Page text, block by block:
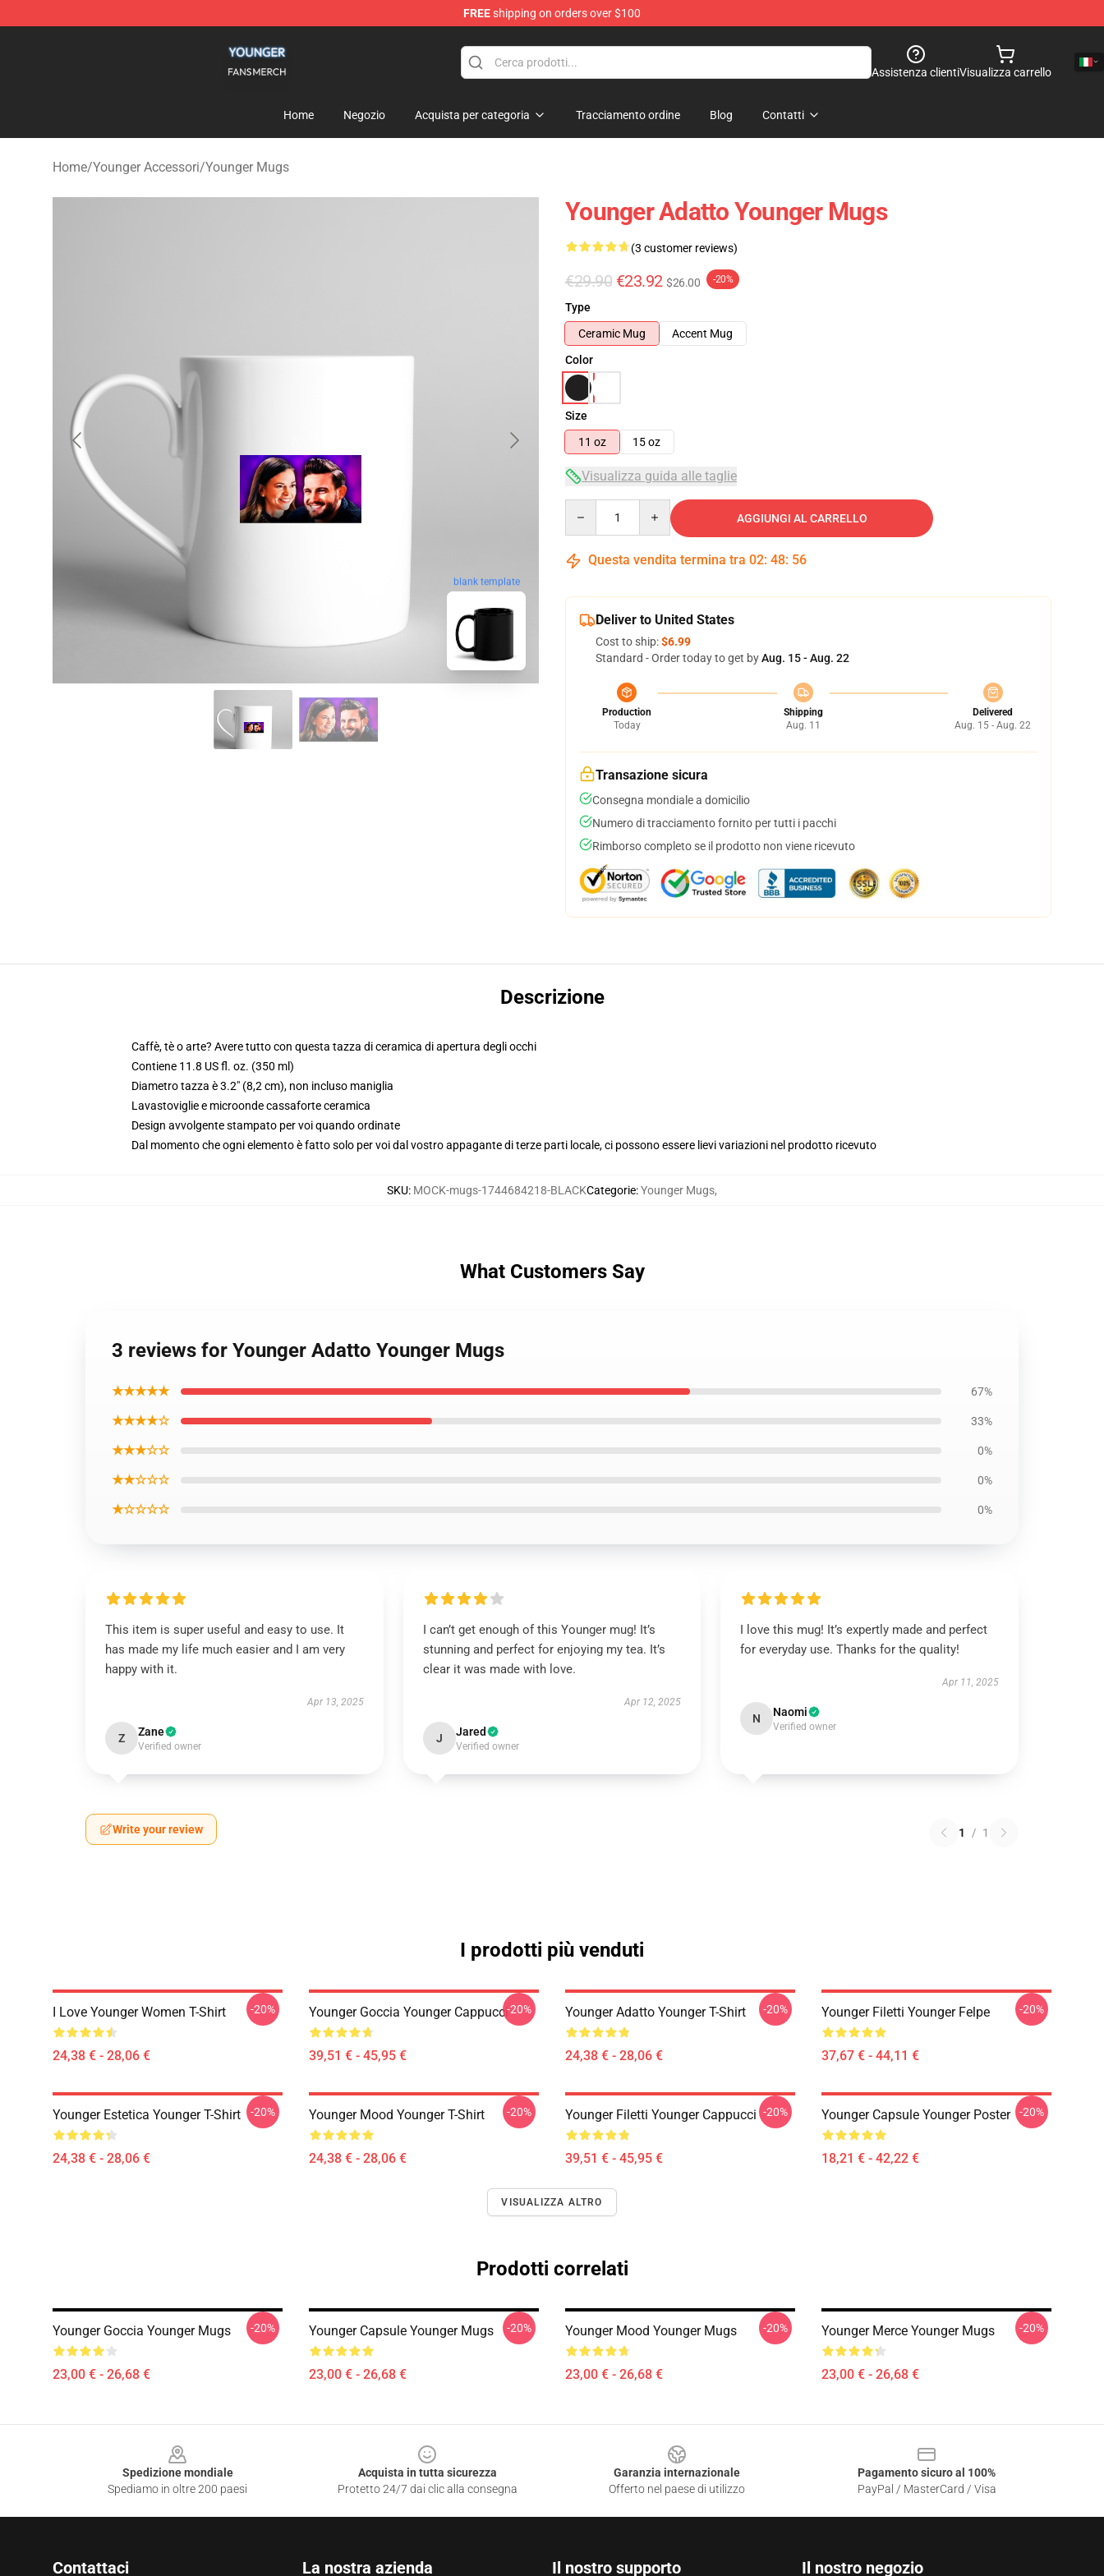
FREEshipping on orders over $100
Assistenza clientiVisualizza carrello
Home Negozio Acquista per categoria Tracciamento ordine Blog Contatti
Home/Younger Accessori/Younger Mugs
blank template
Younger Adatto Younger Mugs
(3 customer reviews)
€29.90 €23.92 $26.00 -20%
Type
Ceramic Mug
Accent Mug
Color
Size
11 oz
15 oz
Visualizza guida alle taglie
AGGIUNGI AL CARRELLO
Questa vendita termina tra 02: 48: 55
Deliver to United States
Cost to ship:$6.99
Standard - Order today to get byAug. 15 - Aug. 22
Production
Today
Shipping
Aug. 11
Delivered
Aug. 15 - Aug. 22
Transazione sicura
Consegna mondiale a domicilio
Numero di tracciamento fornito per tutti i pacchi
Rimborso completo se il prodotto non viene ricevuto
Descrizione
Caffè, tè o arte? Avere tutto con questa tazza di ceramica di apertura degli occhi
Contiene 11.8 US fl. oz. (350 ml)
Diametro tazza è 3.2" (8,2 cm), non incluso maniglia
Lavastoviglie e microonde cassaforte ceramica
Design avvolgente stampato per voi quando ordinate
Dal momento che ogni elemento è fatto solo per voi dal vostro appagante di terze parti locale, ci possono essere lievi variazioni nel prodotto ricevuto
SKU: MOCK-mugs-1744684218-BLACKCategorie:Younger Mugs,
What Customers Say
3 reviews for Younger Adatto Younger Mugs
★★★★★ 67%
★★★★☆ 33%
★★★☆☆ 0%
★★☆☆☆ 0%
★☆☆☆☆ 0%
This item is super useful and easy to use. It
has made my life much easier and I am very
happy with it.
Apr 13, 2025
Z Zane
Verified owner
I can’t get enough of this Younger mug! It’s
stunning and perfect for enjoying my tea. It’s
clear it was made with love.
Apr 12, 2025
J Jared
Verified owner
I love this mug! It’s expertly made and perfect
for everyday use. Thanks for the quality!
Apr 11, 2025
N Naomi
Verified owner
Write your review 1 / 1
I prodotti più venduti
I Love Younger Women T-Shirt
24,38 € - 28,06 €
-20% Younger Goccia Younger Cappucci
39,51 € - 45,95 €
-20% Younger Adatto Younger T-Shirt
24,38 € - 28,06 €
-20% Younger Filetti Younger Felpe
37,67 € - 44,11 €
-20%
Younger Estetica Younger T-Shirt
24,38 € - 28,06 €
-20% Younger Mood Younger T-Shirt
24,38 € - 28,06 €
-20% Younger Filetti Younger Cappucci
39,51 € - 45,95 €
-20% Younger Capsule Younger Poster
18,21 € - 42,22 €
-20%
VISUALIZZA ALTRO
Prodotti correlati
Younger Goccia Younger Mugs
23,00 € - 26,68 €
-20% Younger Capsule Younger Mugs
23,00 € - 26,68 €
-20% Younger Mood Younger Mugs
23,00 € - 26,68 €
-20% Younger Merce Younger Mugs
23,00 € - 26,68 €
-20%
Spedizione mondiale
Spediamo in oltre 200 paesi
Acquista in tutta sicurezza
Protetto 24/7 dai clic alla consegna
Garanzia internazionale
Offerto nel paese di utilizzo
Pagamento sicuro al 100%
PayPal / MasterCard / Visa
Contattaci La nostra azienda Il nostro supporto Il nostro negozio